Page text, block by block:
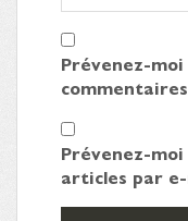
Prévenez-
Prévenez-
articles par